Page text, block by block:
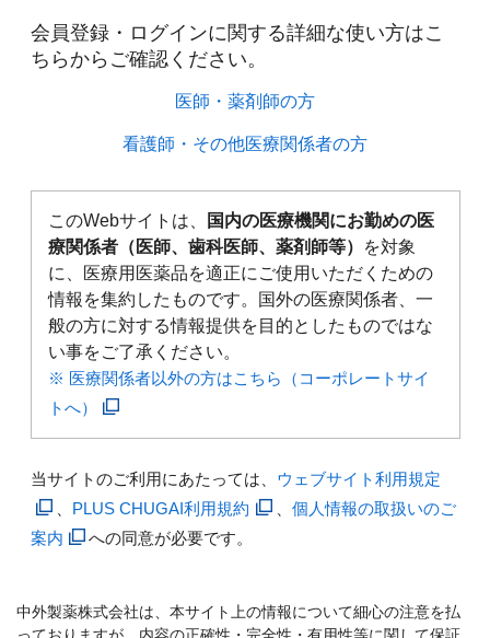
会員登録・ログインに関する詳細な使い方はこ
ちらからご確認ください。​
医師・薬剤師の方​
看護師・その他医療関係者の方​
このWebサイトは、
国内の医療機関にお勤めの医
療関係者（医師、歯科医師、薬剤師等）
を対象
に、医療用医薬品を適正にご使用いただくための
情報を集約したものです。国外の医療関係者、一
般の方に対する情報提供を目的としたものではな
い事をご了承ください。
※ 医療関係者以外の方はこちら（コーポレートサイ
トへ）
当サイトのご利用にあたっては、 ウェブサイト利用規定
PLUS CHUGAI利用規約
個人情報の取扱いのご
案内
への同意が必要です。
中外製薬株式会社は、本サイト上の情報について細心の注意を払
っておりますが、内容の正確性・完全性・有用性等に関して保証